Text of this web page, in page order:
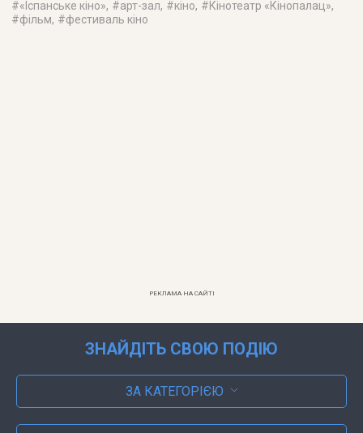
#«Іспанське кіно», #арт-зал, #кіно, #Кінотеатр «Кінопалац»,
#фільм, #фестиваль кіно
РЕКЛАМА НА САЙТІ
ЗНАЙДІТЬ СВОЮ ПОДІЮ
ЗА КАТЕГОРІЄЮ